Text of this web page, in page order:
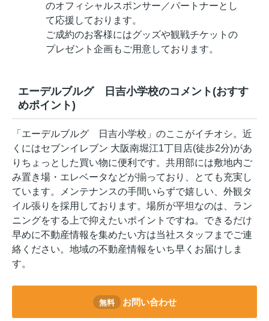
のオフィシャルスポンサー／パートナーとし
て応援しております。
ご成約のお客様にはグッズや観戦チケットの
プレゼント企画もご用意しております。
エーデルブルグ 日吉小学校のコメント(おすす
めポイント)
「エーデルブルグ 日吉小学校」のここがイチオシ。近
くにはセブンイレブン 大阪南堀江1丁目店(徒歩2分)があ
りちょっとした買い物に便利です。共用部には敷地内ご
み置き場・エレベータなどが揃っており、とても充実し
ています。メンテナンスの手間いらずで嬉しい、外観タ
イル張りを採用しております。場所が平坦なのは、ラン
ニングをする上で抑えたいポイントですね。できるだけ
早めに不動産情報を集めたい方は当社スタッフまでご連
絡ください。地域の不動産情報をいち早くお届けしま
す。
無料 お問い合わせ